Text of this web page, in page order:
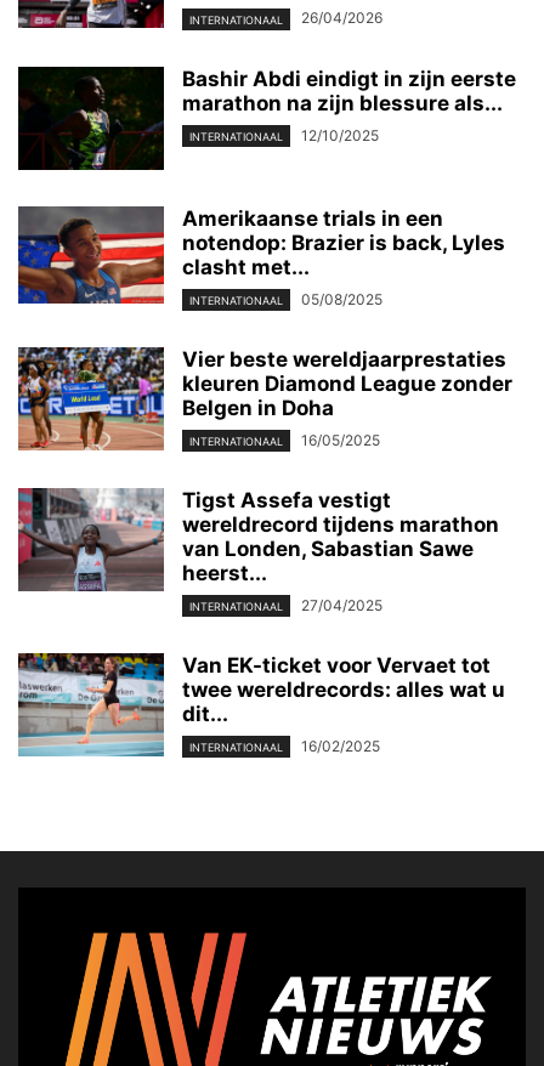
INTERNATIONAAL 26/04/2026
Bashir Abdi eindigt in zijn eerste
marathon na zijn blessure als...
INTERNATIONAAL 12/10/2025
Amerikaanse trials in een
notendop: Brazier is back, Lyles
clasht met...
INTERNATIONAAL 05/08/2025
Vier beste wereldjaarprestaties
kleuren Diamond League zonder
Belgen in Doha
INTERNATIONAAL 16/05/2025
Tigst Assefa vestigt
wereldrecord tijdens marathon
van Londen, Sabastian Sawe
heerst...
INTERNATIONAAL 27/04/2025
Van EK-ticket voor Vervaet tot
twee wereldrecords: alles wat u
dit...
INTERNATIONAAL 16/02/2025